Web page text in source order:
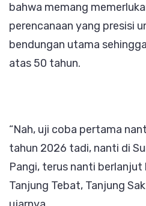
bahwa memang
perencanaan yang presisi
bendungan utama
atas 50 tahun.
“Nah, uji coba pertama
tahun 2026 tadi, nanti di
Pangi, terus nanti berlanjut
Tanjung Tebat, Tanjung